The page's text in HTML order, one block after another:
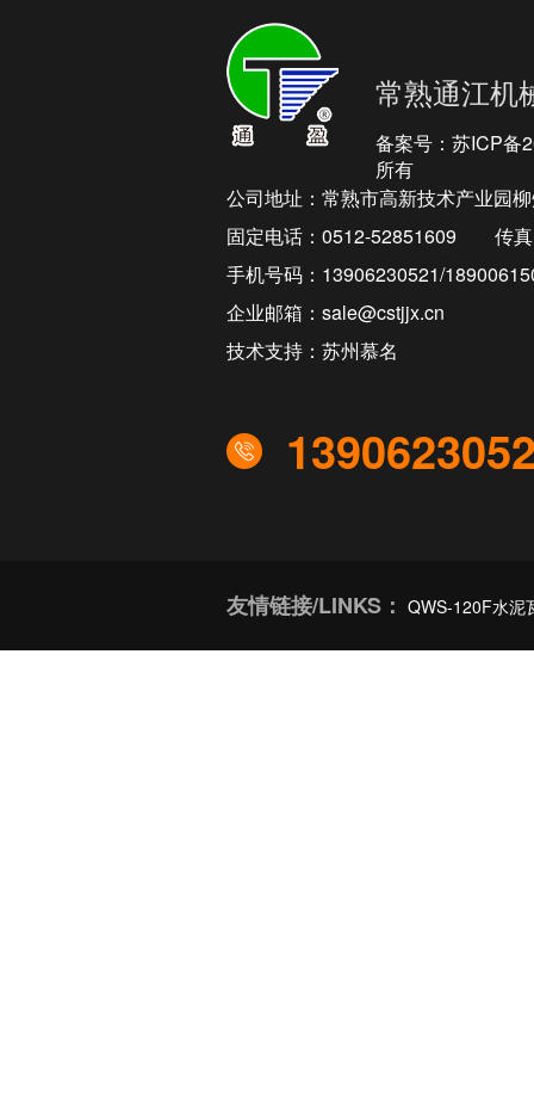
常熟通江机
备案号： 苏ICP备
所有
公司地址：常熟市高新技术产业园
固定电话：0512-52851609 传
手机号码：13906230521/
企业邮箱：sale@cstjjx.cn
技术支持：苏州慕名
友情链接/LINKS： QWS-120F水泥